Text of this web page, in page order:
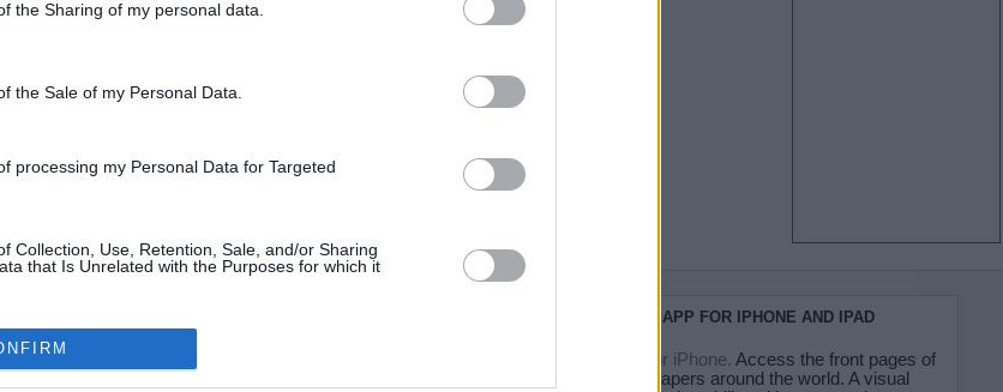
the Sharing of my personal data.
the Sale of my Personal Data.
processing my Personal Data for Targeted
Collection, Use, Retention, Sale, and/or Sharing
that Is Unrelated with the Purposes for which it
directory that gives access to the world's largest news
taken from today's frontpage cover of each
KIOSKO.NET APP FOR IPHONE AND IPAD
Kiosko.net for iPhone. Access the front pages of
major newspapers around the world. A visual